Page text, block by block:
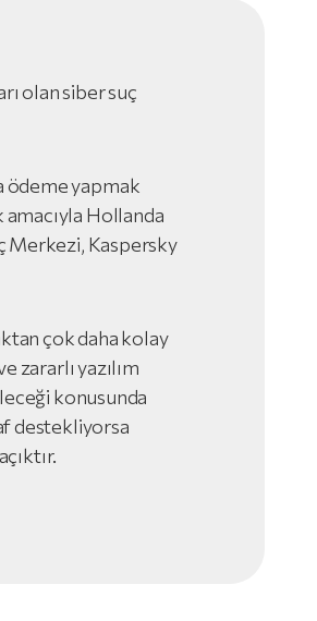
olan siber suç
ödeme yapmak
Hollanda
Merkezi, Kaspersky
çok daha kolay
zararlı yazılım
konusunda
destekliyorsa